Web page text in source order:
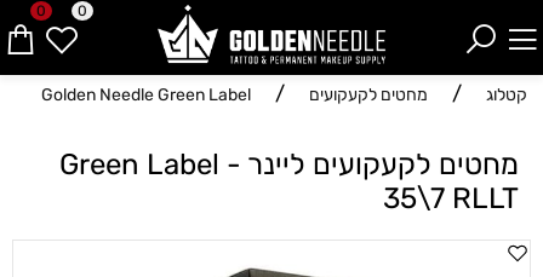
0 0
קטלוג / מחטים לקעקועים /
Golden Needle Green Label
מחטים לקעקועים ליינר - Green Label
35\7 RLLT